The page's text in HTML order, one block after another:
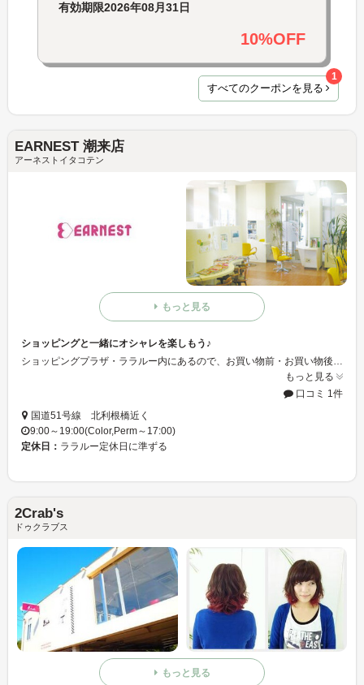
有効期限2026年08月31日
10%OFF
すべてのクーポンを見る
1
EARNEST 潮来店
アーネストイタコテン
もっと見る
ショッピングと一緒にオシャレを楽しもう♪
もっと見る
口コミ 1件
国道51号線 北利根橋近く
9:00～19:00(Color,Perm～17:00)
定休日： ララルー定休日に準ずる
2Crab's
ドゥクラブス
もっと見る